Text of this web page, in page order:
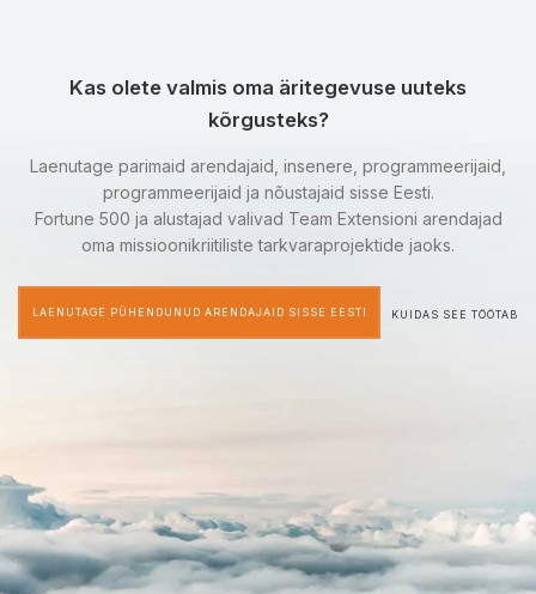
Kas olete valmis oma äritegevuse uuteks
kõrgusteks?
Laenutage parimaid arendajaid, insenere, programmeerijaid,
programmeerijaid ja nõustajaid sisse Eesti.
Fortune 500 ja alustajad valivad Team Extensioni arendajad
oma missioonikriitiliste tarkvaraprojektide jaoks.
LAENUTAGE PÜHENDUNUD ARENDAJAID SISSE EESTI KUIDAS SEE TÖÖTAB